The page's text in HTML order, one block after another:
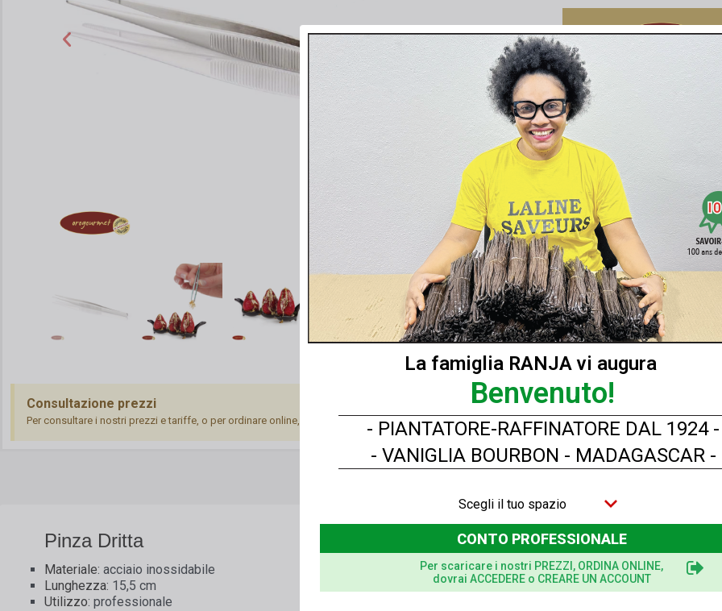
Consultazione prezzi
Per consultare i nostri prezzi e tariffe, o per ordinare online, è necessario aver effettuato l'accesso.
Pinza Dritta
Materiale: acciaio inossidabile
Lunghezza: 15,5 cm
Utilizzo: professionale
La famiglia RANJA vi augura
Benvenuto!
- VANIGLIA BOURBON - MADAGASCAR -
- PIANTATORE-RAFFINATORE DAL 1924 -
Scegli il tuo spazio
CONTO PROFESSIONALE
Per scaricare i nostri PREZZI, ORDINA ONLINE,
dovrai ACCEDERE o CREARE UN ACCOUNT